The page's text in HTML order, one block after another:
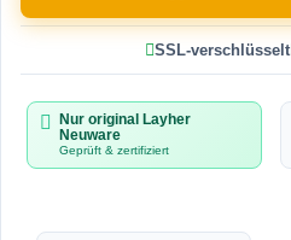
SSL-verschlüsselt
Nur original Layher
Neuware
Geprüft & zertifiziert